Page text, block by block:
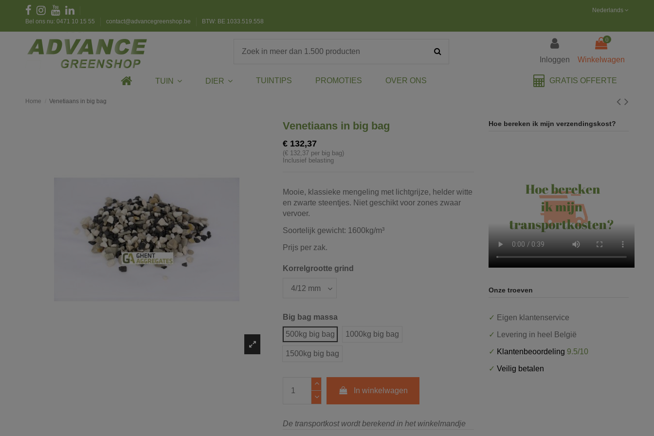
Bel ons nu: 0471 10 15 55 contact@advancegreenshop.be BTW: BE 1033.519.558
Nederlands
Inloggen
0
Winkelwagen
TUIN DIER TUINTIPS PROMOTIES OVER ONS GRATIS OFFERTE
Home Venetiaans in big bag
Venetiaans in big bag
€ 132,37
(€ 132,37 per big bag)
Inclusief belasting
Mooie, klassieke mengeling met lichtgrijze, helder witte
en zwarte steentjes. Niet geschikt voor zones zwaar
vervoer.
Soortelijk gewicht: 1600kg/m³
Prijs per zak.
Korrelgrootte grind
Big bag massa
500kg big bag 1000kg big bag
1500kg big bag
In winkelwagen
De transportkost wordt berekend in het winkelmandje
Hoe bereken ik mijn verzendingskost?
Onze troeven
✓ Eigen klantenservice
✓ Levering in heel België
✓ Klantenbeoordeling 9.5/10
✓Veilig betalen